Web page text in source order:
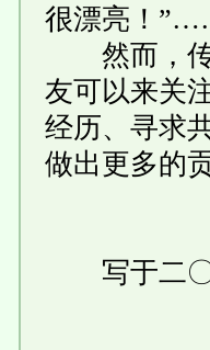
很漂亮！
然而，传
友可以来关
经历、寻求
做出更多的
写于二〇